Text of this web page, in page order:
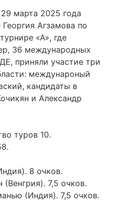
марта 2025 года
Агзамова по
«А», где
36 международных
приняли участие три
междунароный
кандидаты в
и Александр
туров 10.
8 очков.
7,5 очков.
(Индия). 7,5 очков.